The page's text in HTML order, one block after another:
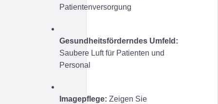
Patientenversorgung
Gesundheitsförderndes Umfeld:
Saubere Luft für Patienten und
Personal
Imagepflege: Zeigen Sie